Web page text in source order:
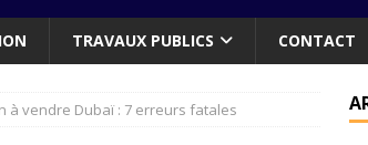
TRAVAUX PUBLICS CONTACT
à vendre Dubaï : 7 erreurs fatales